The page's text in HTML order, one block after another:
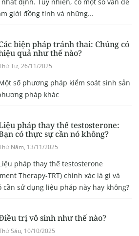
giới đồng tính và những...
biện pháp tránh thai: Chúng có
quả như thế nào?
Tư, 26/11/2025
số phương pháp kiểm soát sinh sản
pháp khác
pháp thay thế testosterone:
có thực sự cần nó không?
Năm, 13/11/2025
pháp thay thế testosterone
Therapy-TRT) chính xác là gì và
cần sử dụng liệu pháp này hay không?
trị vô sinh như thế nào?
Sáu, 10/10/2025